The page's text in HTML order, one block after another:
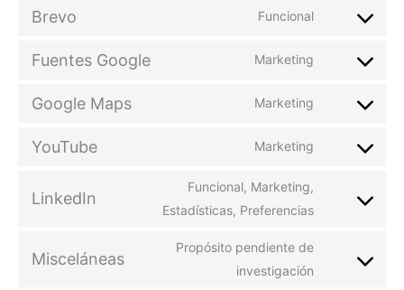
Brevo Funcional
Fuentes Google Marketing
Google Maps Marketing
YouTube Marketing
LinkedIn
Funcional, Marketing,
Estadísticas, Preferencias
Misceláneas
Propósito pendiente de
investigación